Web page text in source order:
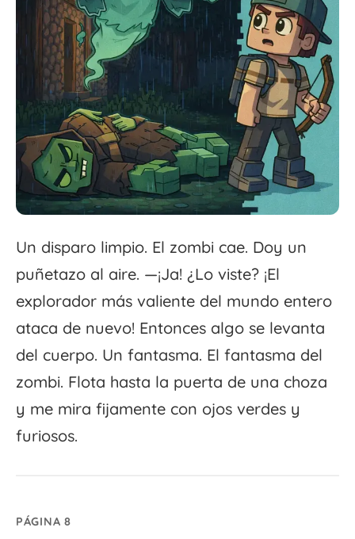
Un disparo limpio. El zombi cae. Doy un
puñetazo al aire. —¡Ja! ¿Lo viste? ¡El
explorador más valiente del mundo entero
ataca de nuevo! Entonces algo se levanta
del cuerpo. Un fantasma. El fantasma del
zombi. Flota hasta la puerta de una choza
y me mira fijamente con ojos verdes y
furiosos.
PÁGINA 8